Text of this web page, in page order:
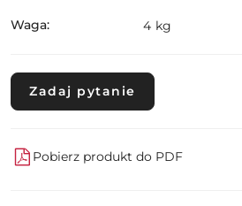
Waga: 4 kg
Zadaj pytanie
Pobierz produkt do PDF